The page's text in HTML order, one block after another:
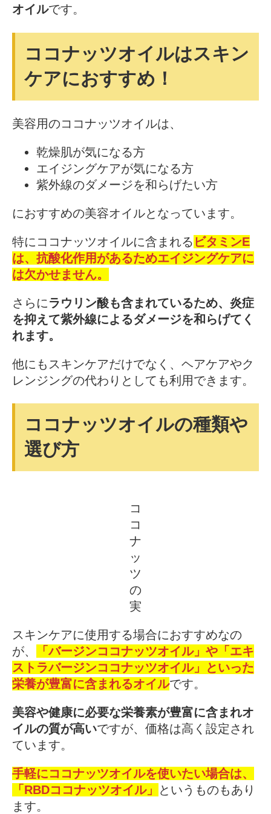
オイルです。
ココナッツオイルはスキン
ケアにおすすめ！
美容用のココナッツオイルは、
乾燥肌が気になる方
エイジングケアが気になる方
紫外線のダメージを和らげたい方
におすすめの美容オイルとなっています。
特にココナッツオイルに含まれる ビタミンE
は、抗酸化作用があるためエイジングケアに
は欠かせません。
さらにラウリン酸も含まれているため、炎症
を抑えて紫外線によるダメージを和らげてく
れます。
他にもスキンケアだけでなく、ヘアケアやク
レンジングの代わりとしても利用できます。
ココナッツオイルの種類や
選び方
コ
コ
ナ
ッ
ツ
の
実
スキンケアに使用する場合におすすめなの
が、
「バージンココナッツオイル」や「エキ
ストラバージンココナッツオイル」といった
栄養が豊富に含まれるオイルです。
美容や健康に必要な栄養素が豊富に含まれオ
イルの質が高いですが、価格は高く設定され
ています。
手軽にココナッツオイルを使いたい場合は、
「RBDココナッツオイル」
というものもあり
ます。